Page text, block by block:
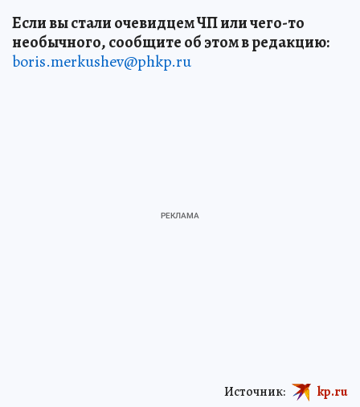
Если вы стали очевидцем ЧП или чего-то
необычного, сообщите об этом в редакцию:
boris.merkushev@phkp.ru
Источник: kp.ru